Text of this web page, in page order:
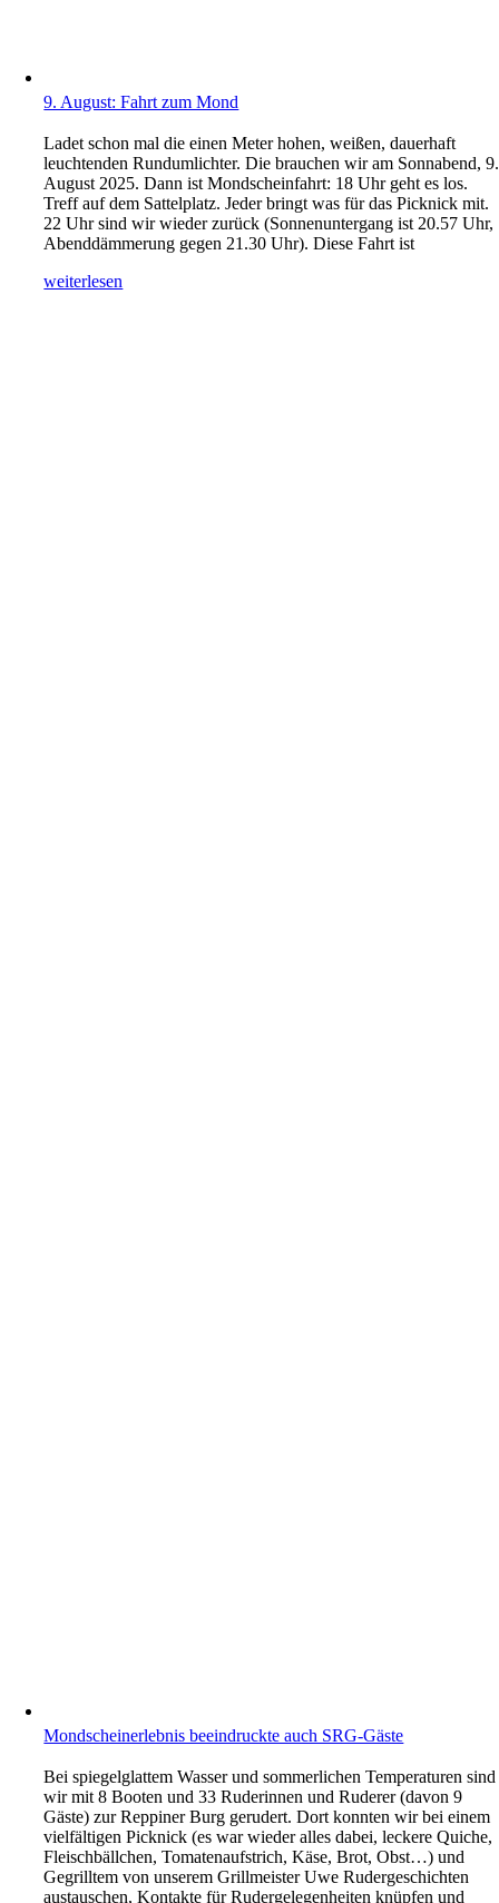
9. August: Fahrt zum Mond
Ladet schon mal die einen Meter hohen, weißen, dauerhaft
leuchtenden Rundumlichter. Die brauchen wir am Sonnabend, 9.
August 2025. Dann ist Mondscheinfahrt: 18 Uhr geht es los.
Treff auf dem Sattelplatz. Jeder bringt was für das Picknick mit.
22 Uhr sind wir wieder zurück (Sonnenuntergang ist 20.57 Uhr,
Abenddämmerung gegen 21.30 Uhr). Diese Fahrt ist
weiterlesen
Mondscheinerlebnis beeindruckte auch SRG-Gäste
Bei spiegelglattem Wasser und sommerlichen Temperaturen sind
wir mit 8 Booten und 33 Ruderinnen und Ruderer (davon 9
Gäste) zur Reppiner Burg gerudert. Dort konnten wir bei einem
vielfältigen Picknick (es war wieder alles dabei, leckere Quiche,
Fleischbällchen, Tomatenaufstrich, Käse, Brot, Obst…) und
Gegrilltem von unserem Grillmeister Uwe Rudergeschichten
austauschen, Kontakte für Rudergelegenheiten knüpfen und